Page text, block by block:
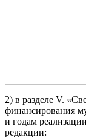
2) в разделе V.
финансирования
и годам
редакции: